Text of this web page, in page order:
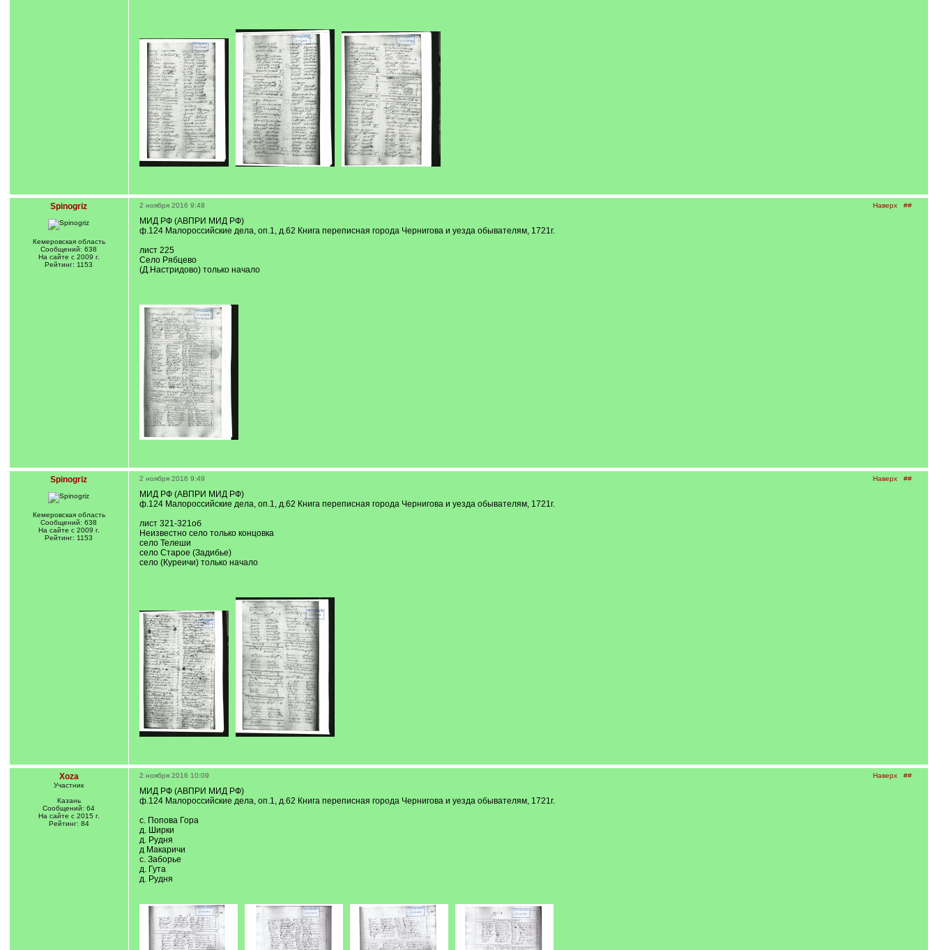
Spinogriz
Кемеровская область
Сообщений: 638
На сайте с 2009 г.
Рейтинг: 1153
Наверх ##
2 ноября 2016 9:48
МИД РФ (АВПРИ МИД РФ)
ф.124 Малороссийские дела, оп.1, д.62 Книга переписная города Чернигова и уезда обывателям, 1721г.
лист 225
Село Рябцево
(Д.Настридово) только начало
Spinogriz
Кемеровская область
Сообщений: 638
На сайте с 2009 г.
Рейтинг: 1153
Наверх ##
2 ноября 2016 9:49
МИД РФ (АВПРИ МИД РФ)
ф.124 Малороссийские дела, оп.1, д.62 Книга переписная города Чернигова и уезда обывателям, 1721г.
лист 321-321об
Неизвестно село только концовка
село Телеши
село Старое (Задибье)
село (Куреичи) только начало
Xoza
Участник
Казань
Сообщений: 64
На сайте с 2015 г.
Рейтинг: 84
Наверх ##
2 ноября 2016 10:09
МИД РФ (АВПРИ МИД РФ)
ф.124 Малороссийские дела, оп.1, д.62 Книга переписная города Чернигова и уезда обывателям, 1721г.
с. Попова Гора
д. Ширки
д. Рудня
д Макаричи
с. Заборье
д. Гута
д. Рудня